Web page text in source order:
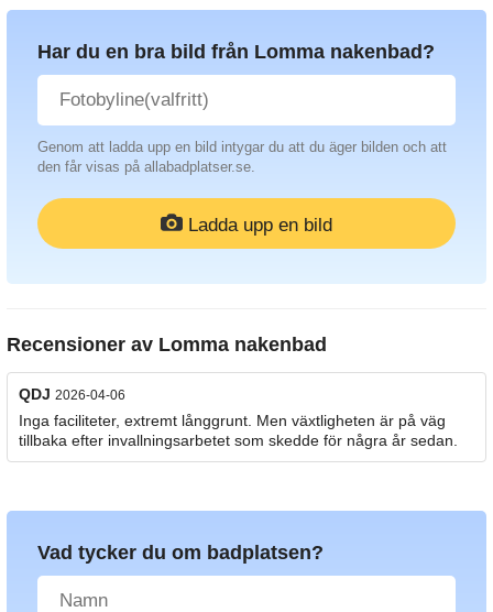
Har du en bra bild från Lomma nakenbad?
Genom att ladda upp en bild intygar du att du äger bilden och att
den får visas på allabadplatser.se.
Ladda upp en bild
Recensioner av Lomma nakenbad
QDJ 2026-04-06
Inga faciliteter, extremt långgrunt. Men växtligheten är på väg
tillbaka efter invallningsarbetet som skedde för några år sedan.
Vad tycker du om badplatsen?